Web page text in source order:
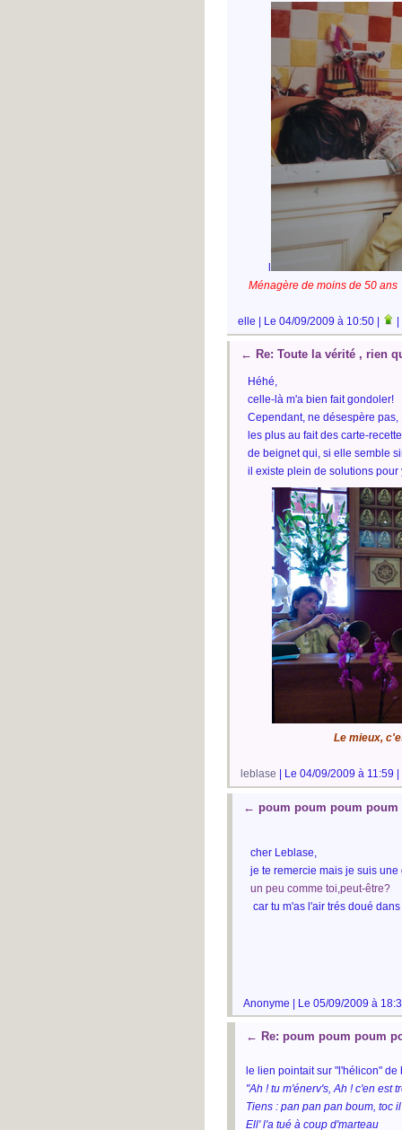
Ménagère de moins de 50
elle | Le 04/09/2009 à 10:50 |
← Re: Toute la vérité , rien
Héhé,
celle-là m'a bien fait gondoler!
Cependant, ne désespère
les plus au fait des carte-
de beignet qui, si elle semble
il existe plein de solutions pour
Le mieux,
leblase | Le 04/09/2009 à 11:59 |
← poum poum poum poum
cher Leblase,
je te remercie mais je suis
un peu comme toi,peut-être?
car tu m'as l'air trés doué
Anonyme | Le 05/09/2009 à
← Re: poum poum poum
le lien pointait sur "l'hélicon" de
"Ah ! tu m'énerv's, Ah ! c'en est
Tiens : pan pan pan boum, toc
Ell' l'a tué à coup d'marteau